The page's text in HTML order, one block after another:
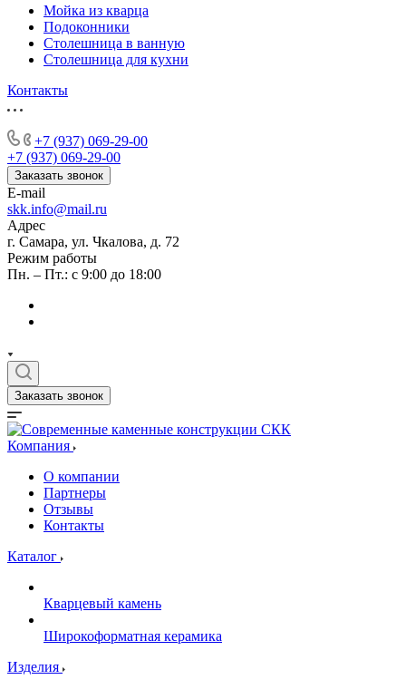
Мойка из кварца
Подоконники
Столешница в ванную
Столешница для кухни
Контакты
+7 (937) 069-29-00
+7 (937) 069-29-00
Заказать звонок
E-mail
skk.info@mail.ru
Адрес
г. Самара, ул. Чкалова, д. 72
Режим работы
Пн. – Пт.: с 9:00 до 18:00
Заказать звонок
Компания
О компании
Партнеры
Отзывы
Контакты
Каталог
Кварцевый камень
Широкоформатная керамика
Изделия